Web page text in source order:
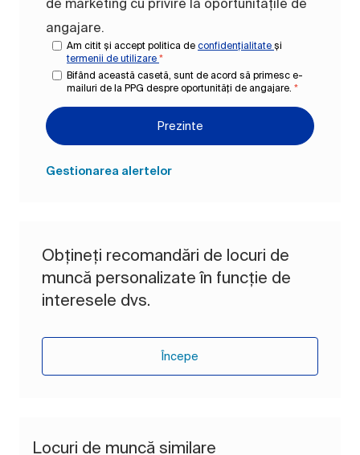
de marketing cu privire la oportunitățile de
angajare.
Am citit și accept politica de confidențialitate și
termenii de utilizare *
Bifând această casetă, sunt de acord să primesc e-
mailuri de la PPG despre oportunități de angajare. *
Prezinte
Gestionarea alertelor
Obțineți recomandări de locuri de
muncă personalizate în funcție de
interesele dvs.
Începe
Locuri de muncă similare